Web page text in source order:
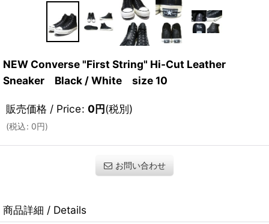
NEW Converse "First String" Hi-Cut Leather
Sneaker Black / White size 10
販売価格 / Price: 0円(税別)
(税込: 0円)
お問い合わせ
商品詳細 / Details